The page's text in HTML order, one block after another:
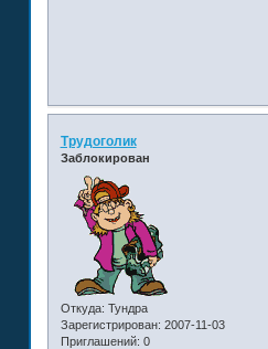
Трудоголик
Заблокирован
Откуда: Тундра
Зарегистрирован: 2007-11-03
Приглашений: 0